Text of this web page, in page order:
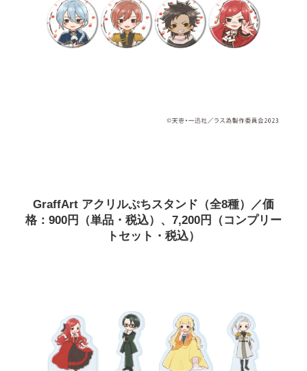
GraffArt アクリルぷちスタンド（全8種）／価
格：900円（単品・税込）、7,200円（コンプリー
トセット・税込）